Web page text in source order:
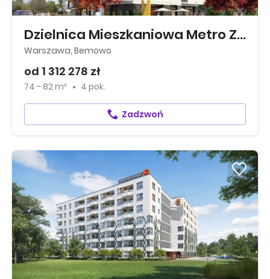
Dzielnica Mieszkaniowa Metro Zachód
Warszawa, Bemowo
od 1 312 278 zł
74 - 82 m² 4 pok.
Zadzwoń